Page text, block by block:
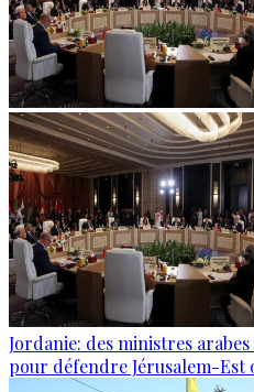
Jordanie: des ministres
pour défendre Jérusalem-Est